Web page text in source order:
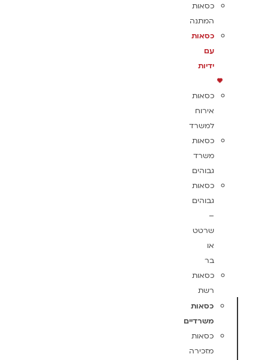
כסאות
המתנה
כסאות
עם
ידיות
כסאות
אירוח
למשרד
כסאות
משרד
גבוהים
כסאות
גבוהים
–
שרטט
או
בר
כסאות
רשת
כסאות
משרדיים
כסאות
מזכירה